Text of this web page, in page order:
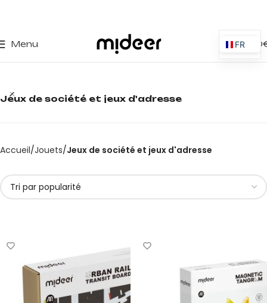
Menu 0,00
Jeux de société et jeux d'adresse
Accueil Jouets Jeux de société et jeux d'adresse
FR
ES